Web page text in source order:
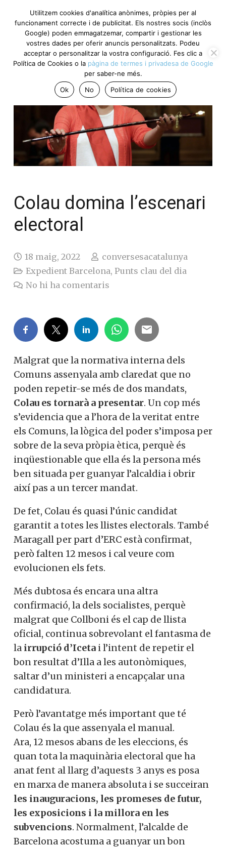
Colau domina l’escenari
electoral
18 maig, 2022
conversesacatalunya
Expedient Barcelona,Punts clau del dia
No hi ha comentaris
Malgrat que la normativa interna dels
Comuns assenyala amb claredat que no
poden repetir-se més de dos mandats,
Colau es tornarà a presentar. Un cop més
s’evidencia que a l’hora de la veritat entre
els Comuns, la lògica del poder s’imposa per
sobre de la seva pròpia ètica, perquè és
inqüestionable que ella és la persona més
ben situada per guanyar l’alcaldia i obrir
així pas a un tercer mandat.
De fet, Colau és quasi l’únic candidat
garantit a totes les llistes electorals. També
Maragall per part d’ERC està confirmat,
però falten 12 mesos i cal veure com
evolucionen els fets.
Més dubtosa és encara una altra
confirmació, la dels socialistes, perquè
malgrat que Collboni és el cap de llista
oficial, continua sobrevolant el fantasma de
la irrupció d’Iceta i l’intent de repetir el
bon resultat d’Illa a les autonòmiques,
saltar d’un ministeri a encapçalar una
candidatura.
Però l’avantatge més important que té
Colau és la que assenyala el manual.
Ara, 12 mesos abans de les eleccions, és
quan tota la maquinària electoral que ha
anat fent al llarg d’aquests 3 anys es posa
en marxa de manera absoluta i se succeiran
les inauguracions, les promeses de futur,
les exposicions i la millora en les
subvencions. Normalment, l’alcalde de
Barcelona acostuma a guanyar un bon
Utilitzem cookies d'analítica anònimes, pròpies per al
funcionament correcte i de publicitat. Els nostres socis (inclòs
Google) poden emmagatzemar, compartir i gestionar les
vostres dades per oferir anuncis personalitzats. Podeu
acceptar o personalitzar la vostra configuració. Fes clic a
Política de Cookies o la pàgina de termes i privadesa de Google
per saber-ne més.
Ok
No Política de cookies